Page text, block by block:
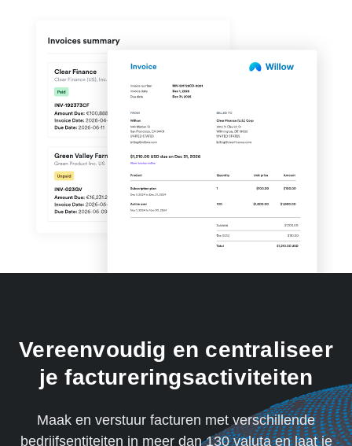
Vereenvoudig en centraliseer
je factureringsactiviteiten
Maak en verstuur facturen met verschillende
bedrijfsentiteiten in meer dan 130 valuta en laat je